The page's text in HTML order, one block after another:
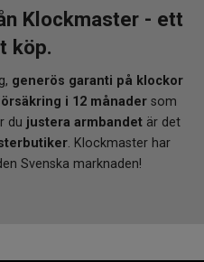
Klockmaster - ett
köp.
generös garanti på klockor
i 12 månader som
du justera armbandet är det
. Klockmaster har
Svenska marknaden!